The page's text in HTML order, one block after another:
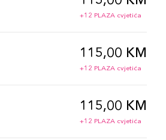
+12 PLAZA cvjetića
115,00 KM
+12 PLAZA cvjetića
115,00 KM
+12 PLAZA cvjetića